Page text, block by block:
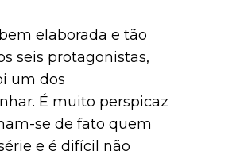
elaborada e tão
seis protagonistas,
um dos
É muito perspicaz
se de fato quem
e é difícil não